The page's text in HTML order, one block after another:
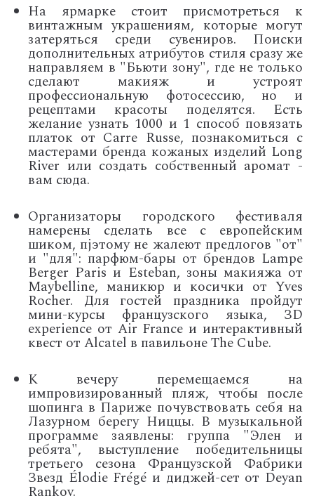
На ярмарке стоит присмотреться к
винтажным украшениям, которые могут
затеряться среди сувениров. Поиски
дополнительных атрибутов стиля сразу же
направляем в "Бьюти зону", где не только
сделают макияж и устроят
профессиональную фотосессию, но и
рецептами красоты поделятся. Есть
желание узнать 1000 и 1 способ повязать
платок от Carre Russe, познакомиться с
мастерами бренда кожаных изделий Long
River или создать собственный аромат -
вам сюда.
Организаторы городского фестиваля
намерены сделать все с европейским
шиком, пjэтому не жалеют предлогов "от"
и "для": парфюм-бары от брендов Lampe
Berger Paris и Esteban, зоны макияжа от
Maybelline, маникюр и косички от Yves
Rocher. Для гостей праздника пройдут
мини-курсы французского языка, ЗD
experience от Air France и интерактивный
квест от Alcatel в павильоне The Cube.
К вечеру перемещаемся на
импровизированный пляж, чтобы после
шопинга в Париже почувствовать себя на
Лазурном берегу Ниццы. В музыкальной
программе заявлены: группа "Элен и
ребята", выступление победительницы
третьего сезона Французской Фабрики
Звезд Élodie Frégé и диджей-сет от Deyan
Rankov.